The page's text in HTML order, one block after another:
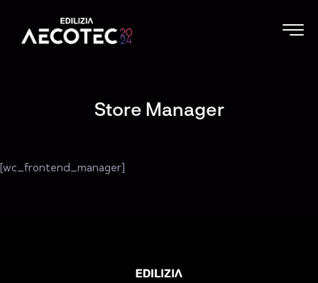
Store Manager
[wc_frontend_manager]